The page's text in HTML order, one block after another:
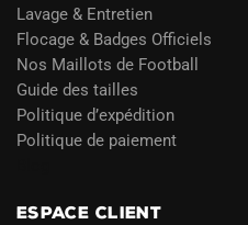
Lavage & Entretien
Flocage & Badges Officiels
Nos Maillots de Football
Guide des tailles
Politique d’expédition
Politique de paiement
ESPACE CLIENT